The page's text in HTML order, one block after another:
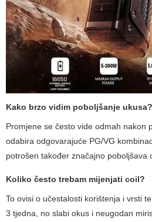
Kako brzo vidim poboljšanje ukusa?
Promjene se često vide odmah nakon
odabira odgovarajuće PG/VG
potrošen također značajno poboljšava
Koliko često trebam mijenjati coil?
To ovisi o učestalosti korištenja i vrsti
3 tjedna, no slabi okus i neugodan